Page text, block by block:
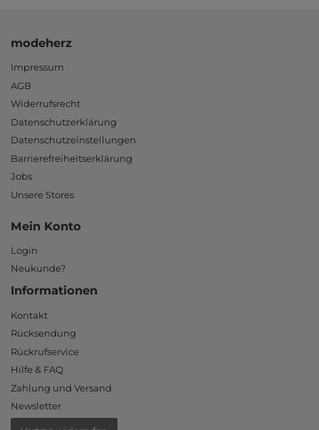
modeherz
Impressum
AGB
Widerrufsrecht
Datenschutzerklärung
Datenschutzeinstellungen
Barrierefreiheitserklärung
Jobs
Unsere Stores
Mein Konto
Login
Neukunde?
Informationen
Kontakt
Rücksendung
Rückrufservice
Hilfe & FAQ
Zahlung und Versand
Newsletter